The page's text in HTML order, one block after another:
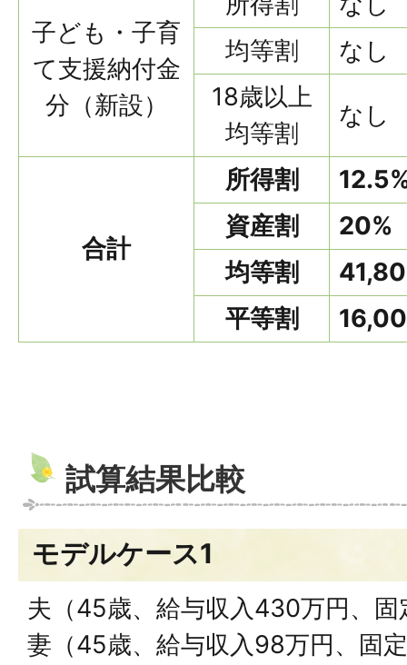
子ども・子育
て支援納付金
分（新設）
均等割
なし
18歳以上
均等割
なし
合計
所得割
資産割
20%
均等割
平等割
試算結果比較
モデルケース1
夫（45歳、給与収入430万円、
妻（45歳、給与収入98万円、固